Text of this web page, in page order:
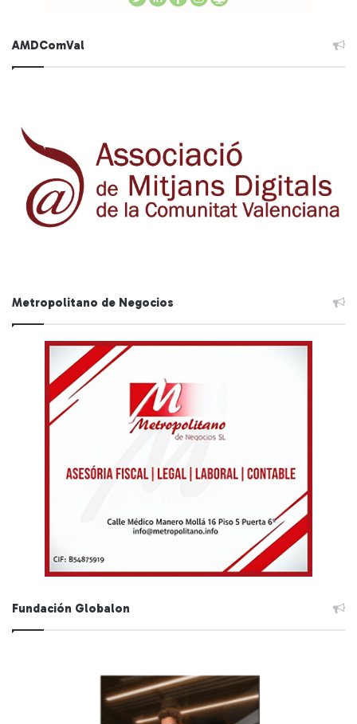
AMDComVal
Metropolitano de Negocios
Fundación Globalon